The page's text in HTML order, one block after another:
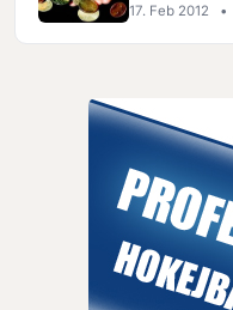
17. Feb 2012 •